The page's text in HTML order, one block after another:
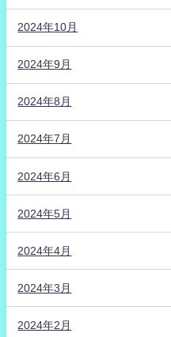
2024年10月
2024年9月
2024年8月
2024年7月
2024年6月
2024年5月
2024年4月
2024年3月
2024年2月